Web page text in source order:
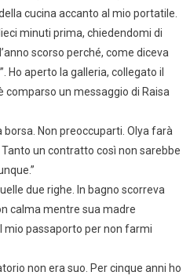
cucina accanto al mio portatile.
minuti prima, chiedendomi di
scorso perché, come diceva
Ho aperto la galleria, collegato il
comparso un messaggio di Raisa
Non preoccuparti. Olya farà
Tanto un contratto così non sarebbe
due righe. In bagno scorreva
calma mentre sua madre
mio passaporto per non farmi
non era suo. Per cinque anni ho